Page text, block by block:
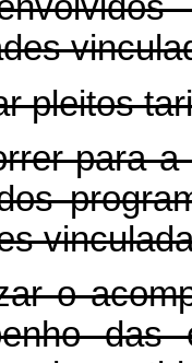
pleitos
para
o
das